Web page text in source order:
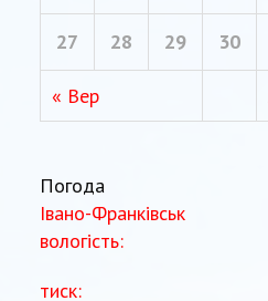
« Вер
27 28 29 30
Погода
Івано-Франківськ
вологість:
тиск: